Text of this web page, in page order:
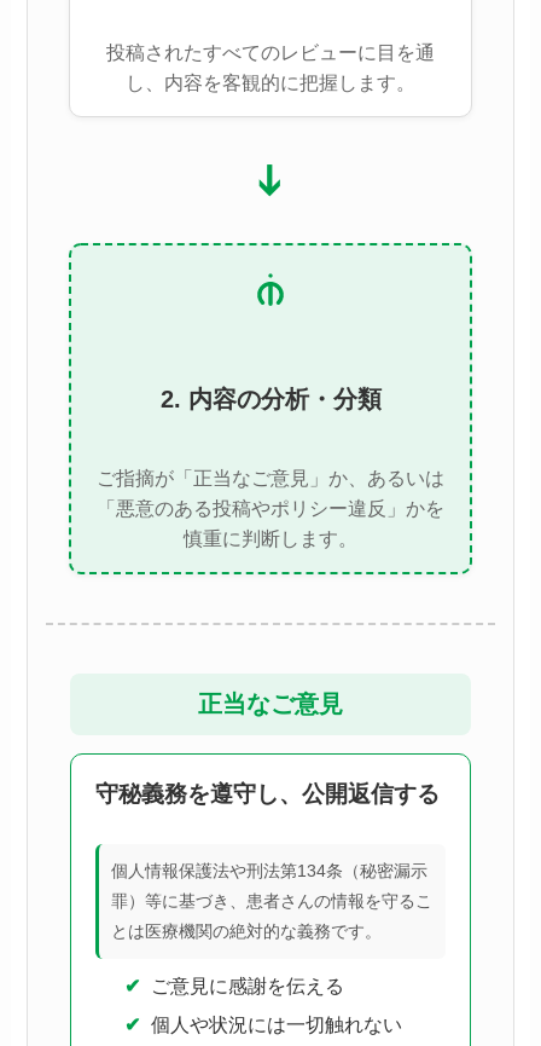
投稿されたすべてのレビューに目を通
し、内容を客観的に把握します。
➔
2. 内容の分析・分類
ご指摘が「正当なご意見」か、あるいは
「悪意のある投稿やポリシー違反」かを
慎重に判断します。
正当なご意見
守秘義務を遵守し、公開返信する
個人情報保護法や刑法第134条（秘密漏示
罪）等に基づき、患者さんの情報を守るこ
とは医療機関の絶対的な義務です。
ご意見に感謝を伝える
個人や状況には一切触れない